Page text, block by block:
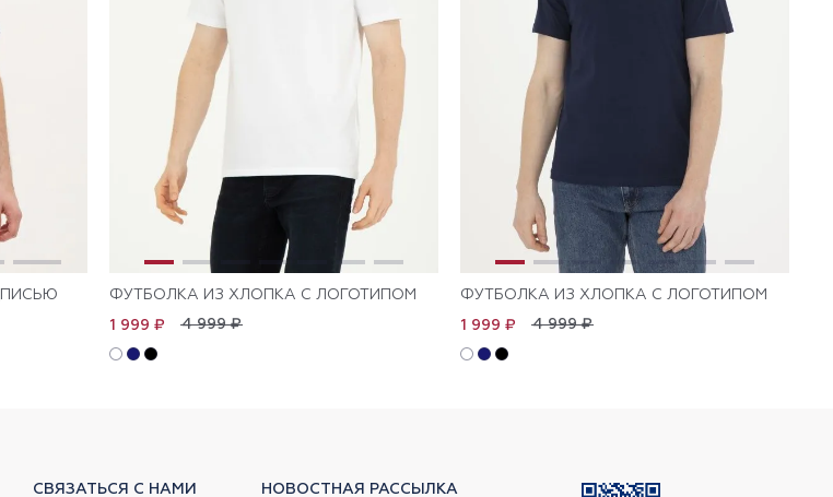
ФУТБОЛКА ИЗ ХЛОПКА С ЛОГОТИПОМ
4 999 ₽
1 999 ₽
ФУТБОЛКА ИЗ ХЛОПКА С ЛОГОТИПОМ
4 999 ₽
1 999 ₽
СВЯЗАТЬСЯ С НАМИ НОВОСТНАЯ РАССЫЛКА